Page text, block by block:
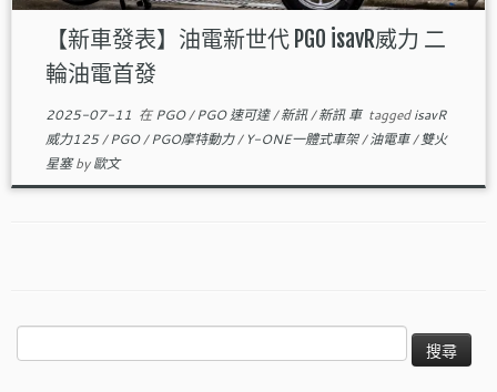
【新車發表】油電新世代 PGO isavR威力 二
輪油電首發
2025-07-11 在PGO/PGO 速可達/新訊/新訊 車 taggedisavR
威力125/PGO/PGO摩特動力/ Y-ONE一體式車架/油電車/雙火
星塞by歐文
尋